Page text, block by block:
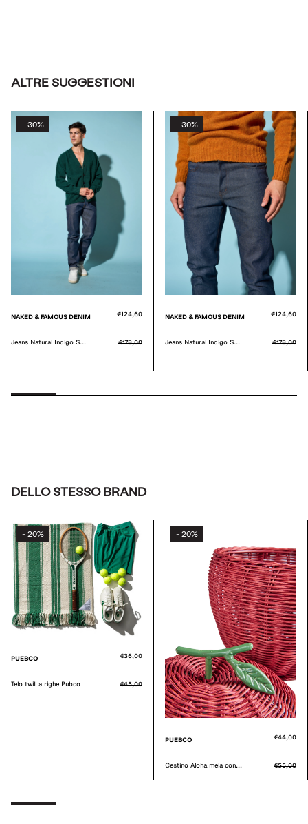
ALTRE SUGGESTIONI
- 30%
NAKED & FAMOUS DENIM €124,60
Jeans Natural Indigo S... €178,00
- 30%
NAKED & FAMOUS DENIM €124,60
Jeans Natural Indigo S... €178,00
DELLO STESSO BRAND
- 20%
PUEBCO €36,00
Telo twill a righe Pubco €45,00
- 20%
PUEBCO €44,00
Cestino Aloha mela con... €55,00